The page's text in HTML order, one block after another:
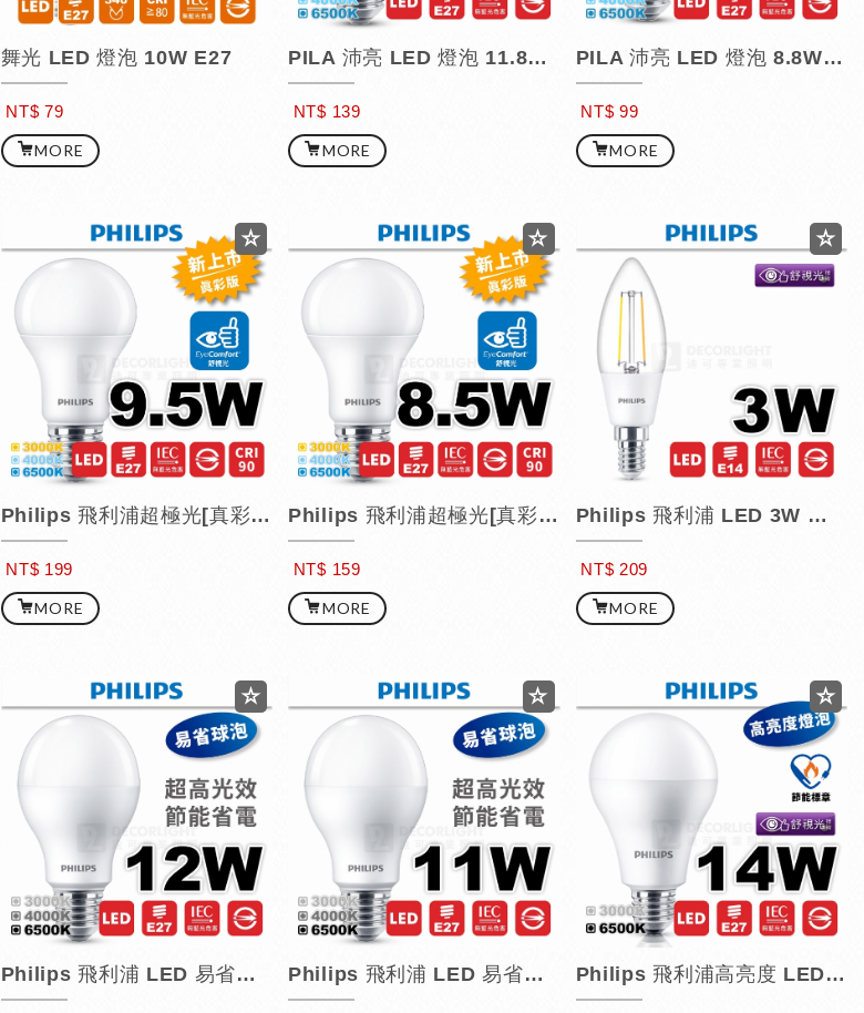
舞光 LED 燈泡 10W E27
NT$ 79
MORE
PILA 沛亮 LED 燈泡 11.8W / E27
NT$ 139
MORE
PILA 沛亮 LED 燈泡 8.8W / E27
NT$ 99
MORE
Philips 飛利浦超極光[真彩版] LED 球泡燈 / 9.5W
NT$ 199
MORE
Philips 飛利浦超極光[真彩版] LED 球泡燈 / 8.5W
NT$ 159
MORE
Philips 飛利浦 LED 3W 蠟燭燈泡 / 尖清仿鎢絲 / E14
NT$ 209
MORE
Philips 飛利浦 LED 易省球泡 / 12W Philips 飛利浦 LED 易省球泡 / 11W Philips 飛利浦高亮度 LED 燈泡 / 14W